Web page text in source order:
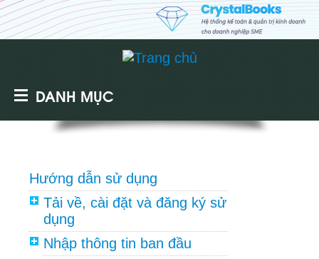
DANH MỤC
Hướng dẫn sử dụng
Tải về, cài đặt và đăng ký sử
dụng
Nhập thông tin ban đầu